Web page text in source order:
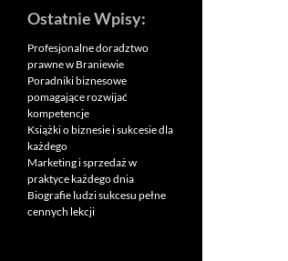
Ostatnie Wpisy:
Profesjonalne doradztwo
prawne w Braniewie
Poradniki biznesowe
pomagające rozwijać
kompetencje
Książki o biznesie i sukcesie dla
każdego
Marketing i sprzedaż w
praktyce każdego dnia
Biografie ludzi sukcesu pełne
cennych lekcji